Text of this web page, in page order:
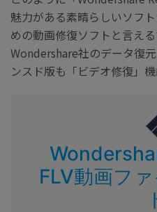
魅力がある素晴らしいソフ
めの動画修復ソフトと言える
Wondershare社のデータ復
ンスド版も「ビデオ修復」機
FLV動画フ